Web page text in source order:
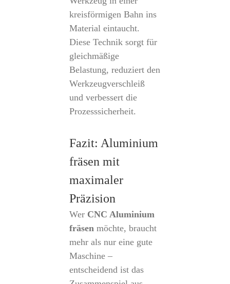
kreisförmigen Bahn ins
Material eintaucht.
Diese Technik sorgt für
gleichmäßige
Belastung, reduziert den
Werkzeugverschleiß
und verbessert die
Prozesssicherheit.
Fazit: Aluminium
fräsen mit
maximaler
Präzision
Wer CNC Aluminium
fräsenmöchte, braucht
mehr als nur eine gute
Maschine –
entscheidend ist das